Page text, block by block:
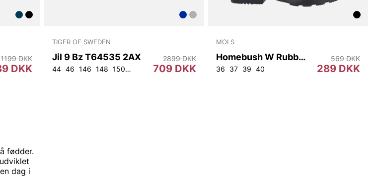
52 54 92 104
DKK
1199 DKK
TIGER OF SWEDEN
Jil 9 Bz T64535 2AX
44 46 146 148 150 152 92 96 100 104 108
709 DKK
2899 DKK
MOLS
Homebush W Rubber Boot
36 37 39 40 289 DKK
569 DKK
fødder.
dag i